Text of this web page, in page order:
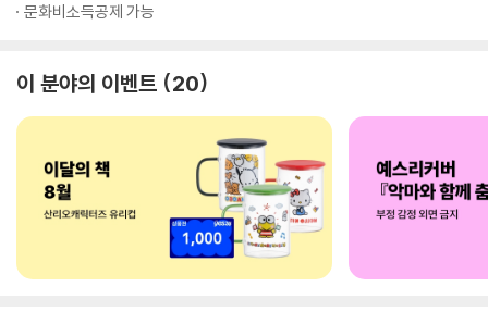
문화비소득공제 가능
이 분야의 이벤트 20